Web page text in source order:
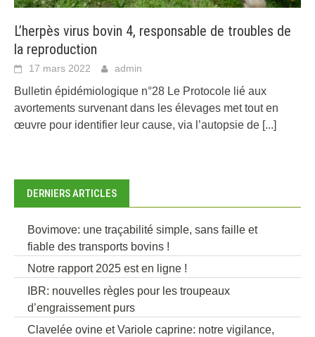
L’herpès virus bovin 4, responsable de troubles de
la reproduction
17 mars 2022 admin
Bulletin épidémiologique n°28 Le Protocole lié aux
avortements survenant dans les élevages met tout en
œuvre pour identifier leur cause, via l’autopsie de [...]
DERNIERS ARTICLES
Bovimove: une traçabilité simple, sans faille et
fiable des transports bovins !
Notre rapport 2025 est en ligne !
IBR: nouvelles règles pour les troupeaux
d’engraissement purs
Clavelée ovine et Variole caprine: notre vigilance,